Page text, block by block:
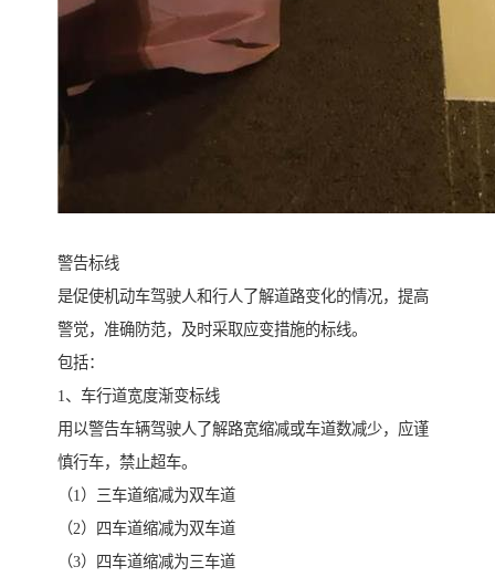
警告标线
是促使机动车驾驶人和行人了解道路变化的情况，提高
警觉，准确防范，及时采取应变措施的标线。
包括：
1、车行道宽度渐变标线
用以警告车辆驾驶人了解路宽缩减或车道数减少，应谨
慎行车，禁止超车。
（1）三车道缩减为双车道
（2）四车道缩减为双车道
（3）四车道缩减为三车道